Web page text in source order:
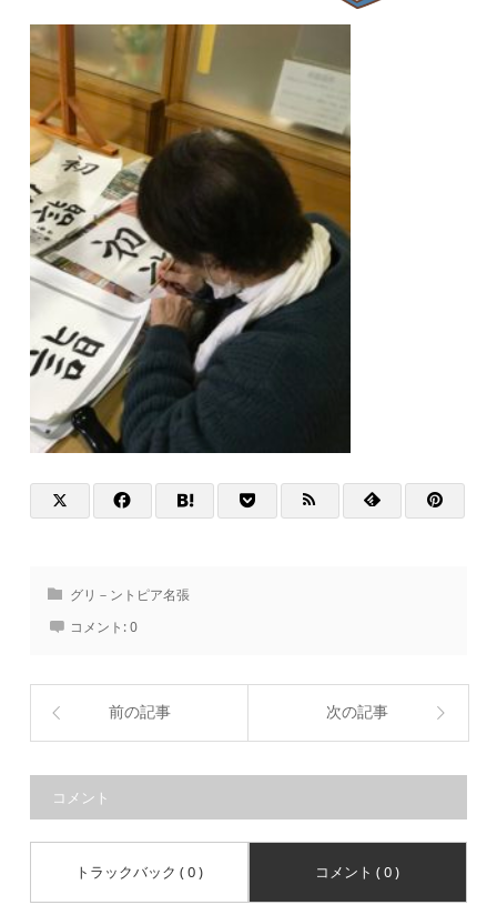
グリ－ントピア名張
コメント:0
前の記事 次の記事
コメント
トラックバック ( 0 ) コメント ( 0 )